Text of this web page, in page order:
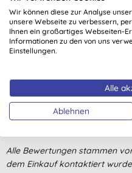
Sanft und schonend für die
Alle Bewertungen stammen
dem Einkauf kontaktiert
Wir können diese zur Analyse
unsere Webseite zu verbessern,
Ihnen ein großartiges Webseiten-
Informationen zu den von uns
Einstellungen.
Alle
Ablehnen